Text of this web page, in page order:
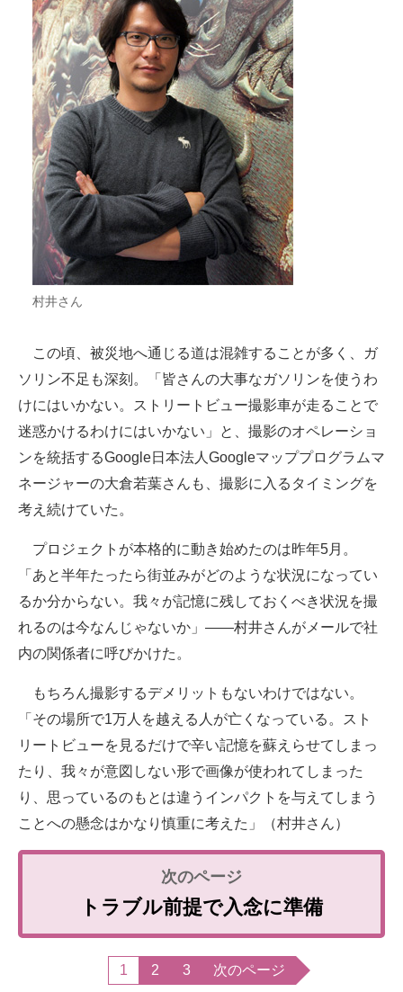
村井さん
この頃、被災地へ通じる道は混雑することが多く、ガ
ソリン不足も深刻。「皆さんの大事なガソリンを使うわ
けにはいかない。ストリートビュー撮影車が走ることで
迷惑かけるわけにはいかない」と、撮影のオペレーショ
ンを統括するGoogle日本法人Googleマッププログラムマ
ネージャーの大倉若葉さんも、撮影に入るタイミングを
考え続けていた。
プロジェクトが本格的に動き始めたのは昨年5月。
「あと半年たったら街並みがどのような状況になってい
るか分からない。我々が記憶に残しておくべき状況を撮
れるのは今なんじゃないか」――村井さんがメールで社
内の関係者に呼びかけた。
もちろん撮影するデメリットもないわけではない。
「その場所で1万人を越える人が亡くなっている。スト
リートビューを見るだけで辛い記憶を蘇えらせてしまっ
たり、我々が意図しない形で画像が使われてしまった
り、思っているのもとは違うインパクトを与えてしまう
ことへの懸念はかなり慎重に考えた」（村井さん）
トラブル前提で入念に準備
1 2 3 次のページ